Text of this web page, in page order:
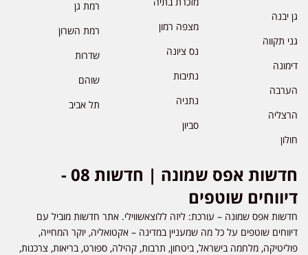
גן יבנה
גני תקווה
דימונה
הערבה
הרצליה
חולון
מצפה רמון
נס ציונה
נתיבות
נתניה
סביון
רמת גן
רמת השרון
שדרות
שוהם
תל אביב
חדשות אפס שמונה | חדשות 08 -
דיווחים שוטפים
חדשות אפס שמונה – עורכת: ליזה ללוצאשווילי. אתר חדשות מוביל עם
דיווחים שוטפים על כל מה שמעניין במדינה – אקטואליה, יוקר המחייה,
פוליטיקה, מלחמה בישראל, ביטחון, תרבות, קהילה, ספורט, בריאות, צרכנות,